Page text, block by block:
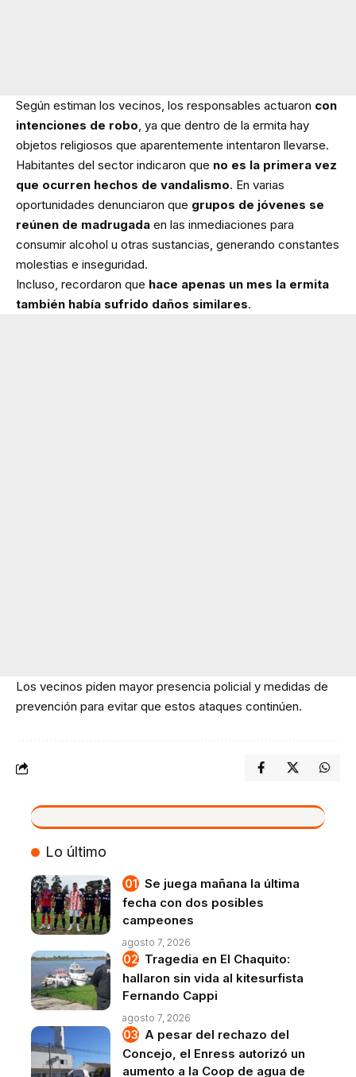
Según estiman los vecinos, los responsables actuaron con
intenciones de robo, ya que dentro de la ermita hay
objetos religiosos que aparentemente intentaron llevarse.
Habitantes del sector indicaron que no es la primera vez
que ocurren hechos de vandalismo. En varias
oportunidades denunciaron que grupos de jóvenes se
reúnen de madrugada en las inmediaciones para
consumir alcohol u otras sustancias, generando constantes
molestias e inseguridad.
Incluso, recordaron que hace apenas un mes la ermita
también había sufrido daños similares.
Los vecinos piden mayor presencia policial y medidas de
prevención para evitar que estos ataques continúen.
VIVO
Lo último
Se juega mañana la última
fecha con dos posibles
campeones
agosto 7, 2026
Tragedia en El Chaquito:
hallaron sin vida al kitesurfista
Fernando Cappi
agosto 7, 2026
A pesar del rechazo del
Concejo, el Enress autorizó un
aumento a la Coop de agua de